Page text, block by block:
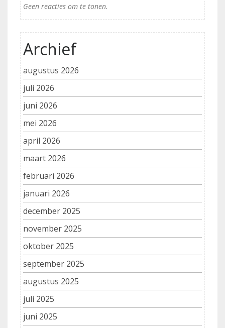
Geen reacties om te tonen.
Archief
augustus 2026
juli 2026
juni 2026
mei 2026
april 2026
maart 2026
februari 2026
januari 2026
december 2025
november 2025
oktober 2025
september 2025
augustus 2025
juli 2025
juni 2025